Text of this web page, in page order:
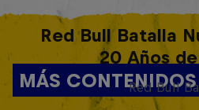
MÁS
Red Bull Batalla
20 Años
Red Bull